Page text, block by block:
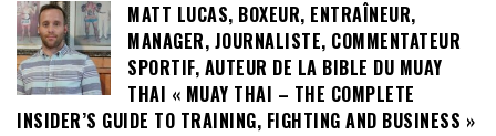
MATT LUCAS, BOXEUR, ENTRAÎNEUR,
MANAGER, JOURNALISTE, COMMENTATEUR
SPORTIF, AUTEUR DE LA BIBLE DU MUAY
THAI « MUAY THAI – THE COMPLETE
INSIDER’S GUIDE TO TRAINING, FIGHTING AND BUSINESS »